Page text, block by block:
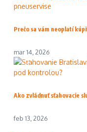
Prečo sa vám neoplatí
mar 14, 2026
Ako zvládnuť sťahovacie
feb 13, 2026